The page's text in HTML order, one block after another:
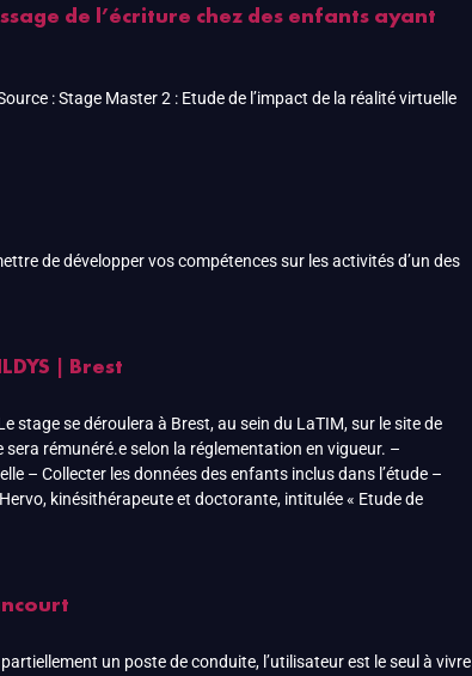
de l’écriture chez des enfants ayant
: Stage Master 2 : Etude de l’impact de la réalité virtuelle
de développer vos compétences sur les activités d’un des
| Brest
stage se déroulera à Brest, au sein du LaTIM, sur le site de
rémunéré.e selon la réglementation en vigueur. –
– Collecter les données des enfants inclus dans l’étude –
kinésithérapeute et doctorante, intitulée « Etude de
un poste de conduite, l’utilisateur est le seul à vivre